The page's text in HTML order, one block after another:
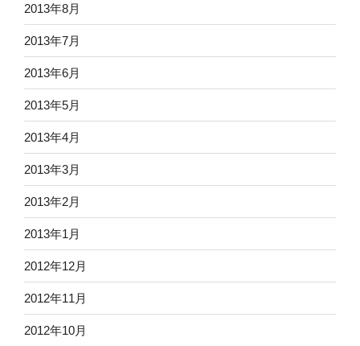
2013年8月
2013年7月
2013年6月
2013年5月
2013年4月
2013年3月
2013年2月
2013年1月
2012年12月
2012年11月
2012年10月